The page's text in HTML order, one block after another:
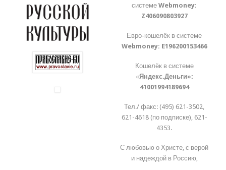
системеWebmoney:
Z406090803927
Евро-кошелёк в системе
Webmoney: E196200153466
Кошелёк в системе
«Яндекс.Деньги»:
41001994189694
Тел./ факс: (495) 621-3502,
621-4618 (по подписке), 621-
4353.
С любовью о Христе, с верой
и надеждой в Россию,